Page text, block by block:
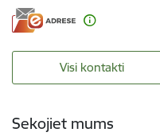
Visi kontakti
Sekojiet mums